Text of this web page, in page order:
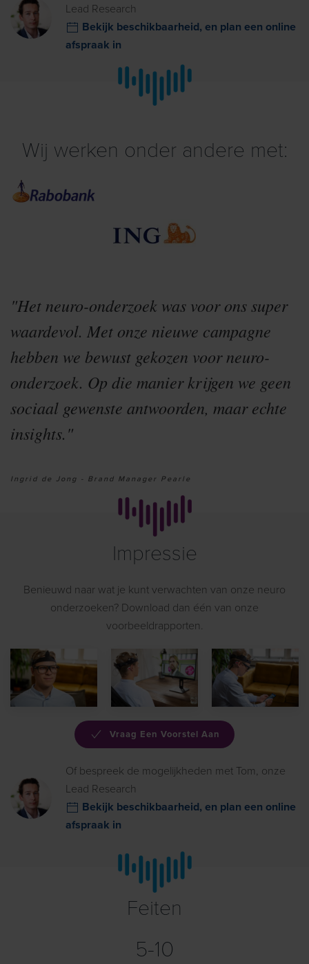
Lead Research
Bekijk beschikbaarheid, en plan een online
afspraak in
Wij werken onder andere met:
"Het neuro-onderzoek was voor ons super
waardevol. Met onze nieuwe campagne
hebben we bewust gekozen voor neuro-
onderzoek. Op die manier krijgen we geen
sociaal gewenste antwoorden, maar echte
insights."
Ingrid de Jong - Brand Manager Pearle
Impressie
Benieuwd naar wat je kunt verwachten van onze neuro
onderzoeken? Download dan één van onze
voorbeeldrapporten.
Vraag Een Voorstel Aan
Of bespreek de mogelijkheden met Tom, onze
Lead Research
Bekijk beschikbaarheid, en plan een online
afspraak in
Feiten
5-10